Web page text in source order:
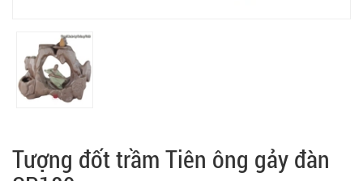
Tượng đốt trầm Tiên ông gảy đàn